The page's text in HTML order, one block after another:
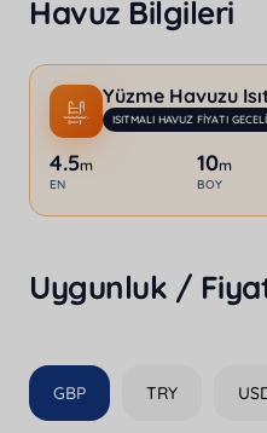
tatil deneyimi için sizleri
Havuz Bilgileri
Yüzme Havuzu
ISITMALI HAVUZ FIYATI
4.5m
EN
10m
BOY
Uygunluk /
GBP TRY